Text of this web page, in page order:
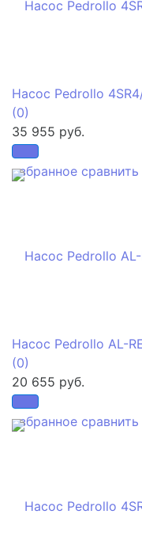
избранное сравнить
Насос Pedrollo
(0)
35 955 руб.
избранное сравнить
Насос Pedrollo AL-
(0)
20 655 руб.